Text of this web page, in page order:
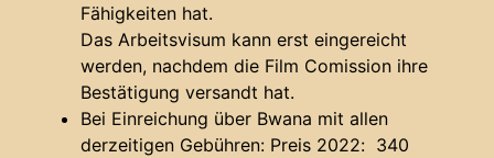
Fähigkeiten hat.
Das Arbeitsvisum kann erst eingereicht
werden, nachdem die Film Comission ihre
Bestätigung versandt hat.
Bei Einreichung über Bwana mit allen
derzeitigen Gebühren: Preis 2022: 340